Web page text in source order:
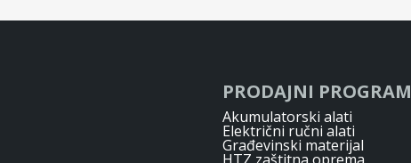
PRODAJNI PROGRAM
Akumulatorski alati
Električni ručni alati
Građevinski materijal
HTZ zaštitna oprema